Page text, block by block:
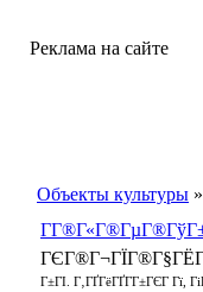
Реклама на сайте
Объекты культуры »
Г±ГІ. Г‚ГҐГёГҐГ­Г±ГЄГ Гї,